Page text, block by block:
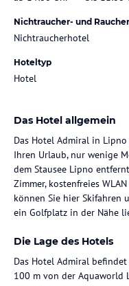
Nichtraucher- und
Nichtraucherhotel
Hoteltyp
Hotel
Das Hotel allgemein
Das Hotel Admiral in
Ihren Urlaub, nur wenige
dem Stausee Lipno
Zimmer, kostenfreies
können Sie hier Skifahren
ein Golfplatz in der Nähe
Die Lage des Hotels
Das Hotel Admiral
100 m von der Aquaworld